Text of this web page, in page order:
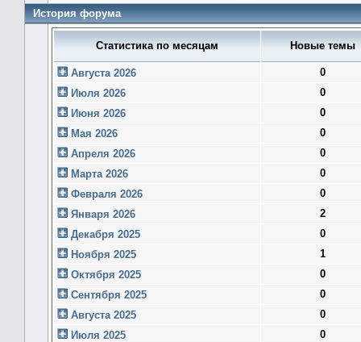
История форума
Статистика по месяцам Новые темы
Августа 2026
0
Июля 2026
0
Июня 2026
0
Мая 2026
0
Апреля 2026
0
Марта 2026
0
Февраля 2026
0
Января 2026
2
Декабря 2025
0
Ноября 2025
1
Октября 2025
0
Сентября 2025
0
Августа 2025
0
Июля 2025
0